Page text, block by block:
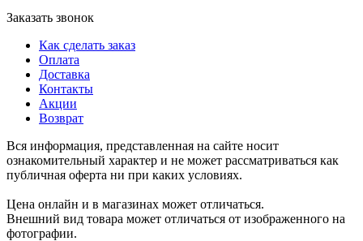
Заказать звонок
Как сделать заказ
Оплата
Доставка
Контакты
Акции
Возврат
Вся информация, представленная на сайте носит
ознакомительный характер и не может рассматриваться как
публичная оферта ни при каких условиях.
Цена онлайн и в магазинах может отличаться.
Внешний вид товара может отличаться от изображенного на
фотографии.